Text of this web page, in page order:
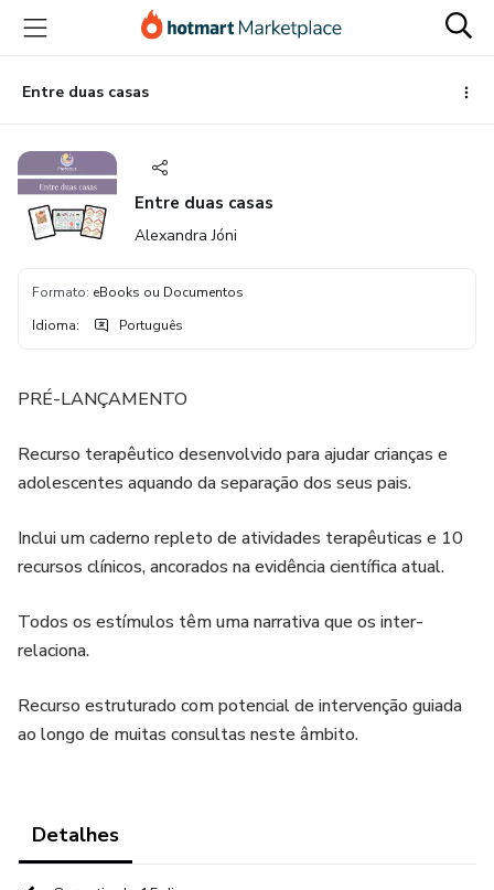
para
conteúdo
principal
para
pagamento
para
rodapé
Entre duas casas
Entre duas casas
Alexandra Jóni
Formato: eBooks ou Documentos
Idioma: Português
PRÉ-LANÇAMENTO
Recurso terapêutico desenvolvido para ajudar crianças e
adolescentes aquando da separação dos seus pais.
Inclui um caderno repleto de atividades terapêuticas e 10
recursos clínicos, ancorados na evidência científica atual.
Todos os estímulos têm uma narrativa que os inter-
relaciona.
Recurso estruturado com potencial de intervenção guiada
ao longo de muitas consultas neste âmbito.
Detalhes